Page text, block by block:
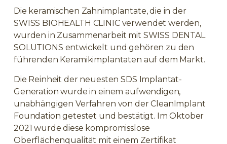
Die keramischen Zahnimplantate, die in der
SWISS BIOHEALTH CLINIC verwendet werden,
wurden in Zusammenarbeit mit SWISS DENTAL
SOLUTIONS entwickelt und gehören zu den
führenden Keramikimplantaten auf dem Markt.
Die Reinheit der neuesten SDS Implantat-
Generation wurde in einem aufwendigen,
unabhängigen Verfahren von der CleanImplant
Foundation getestet und bestätigt. Im Oktober
2021 wurde diese kompromisslose
Oberflächenqualität mit einem Zertifikat